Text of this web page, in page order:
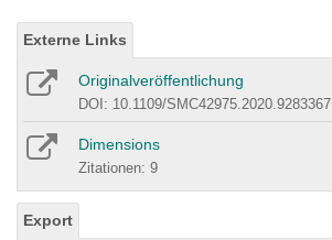
Externe Links
Originalveröffentlichung
DOI: 10.1109/SMC42975.2020.9283367
Dimensions
Zitationen: 9
Export